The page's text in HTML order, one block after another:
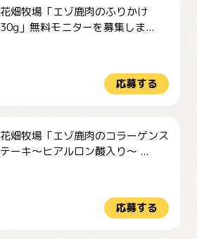
花畑牧場「エゾ鹿肉のふりかけ
30g」無料モニターを募集しま...
応募する
花畑牧場「エゾ鹿肉のコラーゲンス
テーキ～ヒアルロン酸入り～ ...
応募する